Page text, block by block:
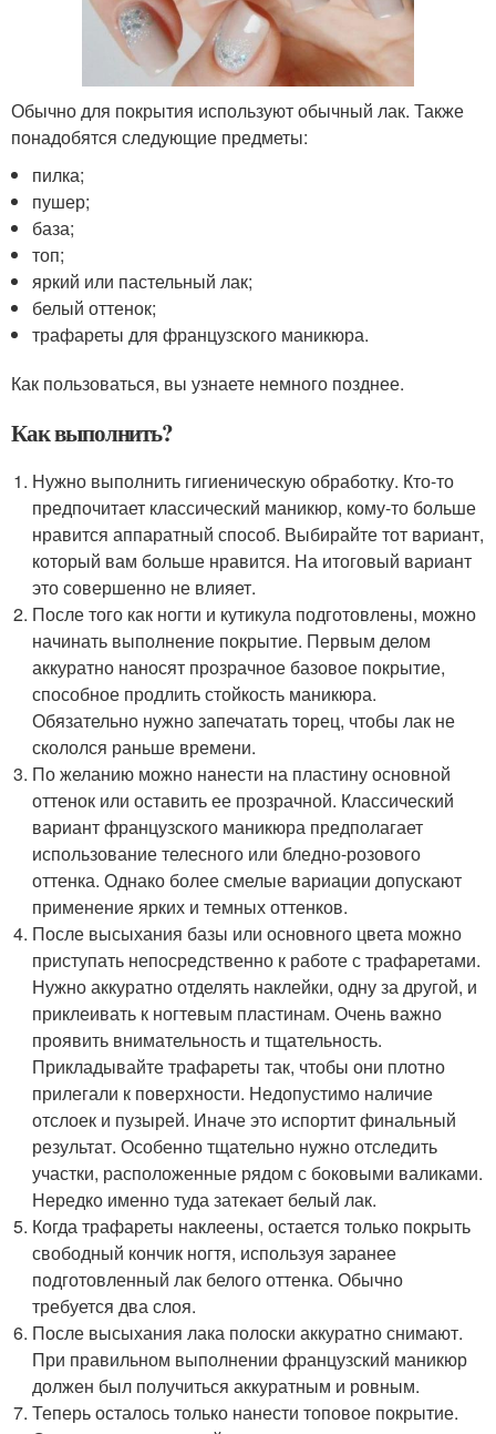
Обычно для покрытия используют обычный лак. Также
понадобятся следующие предметы:
пилка;
пушер;
база;
топ;
яркий или пастельный лак;
белый оттенок;
трафареты для французского маникюра.
Как пользоваться, вы узнаете немного позднее.
Как выполнить?
Нужно выполнить гигиеническую обработку. Кто-то
предпочитает классический маникюр, кому-то больше
нравится аппаратный способ. Выбирайте тот вариант,
который вам больше нравится. На итоговый вариант
это совершенно не влияет.
После того как ногти и кутикула подготовлены, можно
начинать выполнение покрытие. Первым делом
аккуратно наносят прозрачное базовое покрытие,
способное продлить стойкость маникюра.
Обязательно нужно запечатать торец, чтобы лак не
скололся раньше времени.
По желанию можно нанести на пластину основной
оттенок или оставить ее прозрачной. Классический
вариант французского маникюра предполагает
использование телесного или бледно-розового
оттенка. Однако более смелые вариации допускают
применение ярких и темных оттенков.
После высыхания базы или основного цвета можно
приступать непосредственно к работе с трафаретами.
Нужно аккуратно отделять наклейки, одну за другой, и
приклеивать к ногтевым пластинам. Очень важно
проявить внимательность и тщательность.
Прикладывайте трафареты так, чтобы они плотно
прилегали к поверхности. Недопустимо наличие
отслоек и пузырей. Иначе это испортит финальный
результат. Особенно тщательно нужно отследить
участки, расположенные рядом с боковыми валиками.
Нередко именно туда затекает белый лак.
Когда трафареты наклеены, остается только покрыть
свободный кончик ногтя, используя заранее
подготовленный лак белого оттенка. Обычно
требуется два слоя.
После высыхания лака полоски аккуратно снимают.
При правильном выполнении французский маникюр
должен был получиться аккуратным и ровным.
Теперь осталось только нанести топовое покрытие.